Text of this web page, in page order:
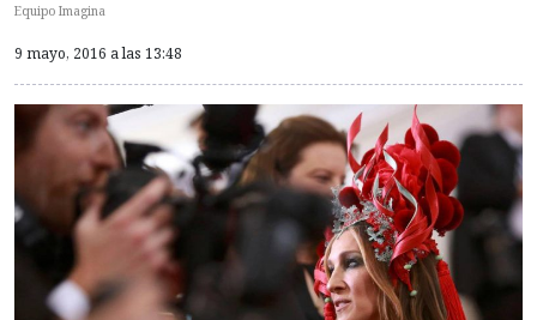
Equipo Imagina
9 mayo, 2016 a las 13:48